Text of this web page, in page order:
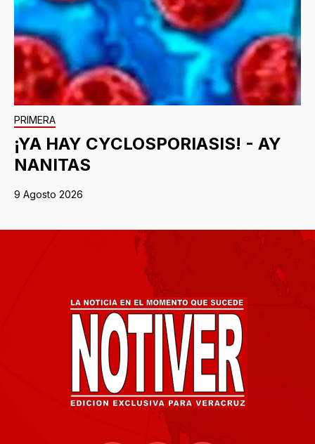
PRIMERA
¡YA HAY CYCLOSPORIASIS! - AY
NANITAS
9 Agosto 2026